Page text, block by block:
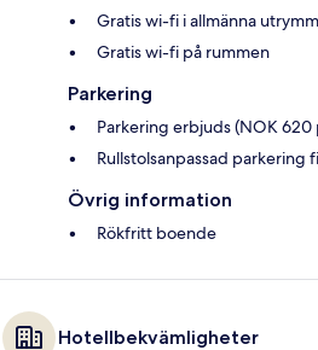
Gratis wi-fi i allmänna
Gratis wi-fi på rummen
Parkering
Parkering erbjuds (NOK 620
Rullstolsanpassad parkering
Övrig information
Rökfritt boende
Hotellbekvämligheter